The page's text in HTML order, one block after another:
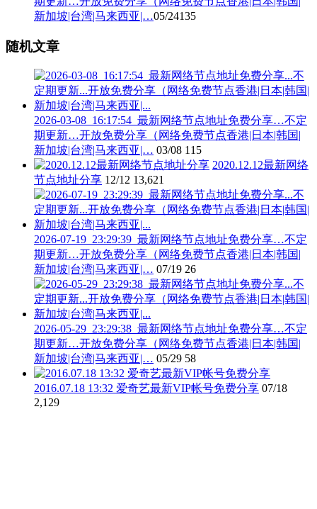
新加坡|台湾|马来西亚|…05/24135
随机文章
2026-03-08_16:17:54_最新网络节点地址免费分享…不定
期更新…开放免费分享（网络免费节点香港|日本|韩国|
新加坡|台湾|马来西亚|… 03/08 115
2020.12.12最新网络
节点地址分享 12/12 13,621
2026-07-19_23:29:39_最新网络节点地址免费分享…不定
期更新…开放免费分享（网络免费节点香港|日本|韩国|
新加坡|台湾|马来西亚|… 07/19 26
2026-05-29_23:29:38_最新网络节点地址免费分享…不定
期更新…开放免费分享（网络免费节点香港|日本|韩国|
新加坡|台湾|马来西亚|… 05/29 58
2016.07.18 13:32 爱奇艺最新VIP帐号免费分享 07/18
2,129